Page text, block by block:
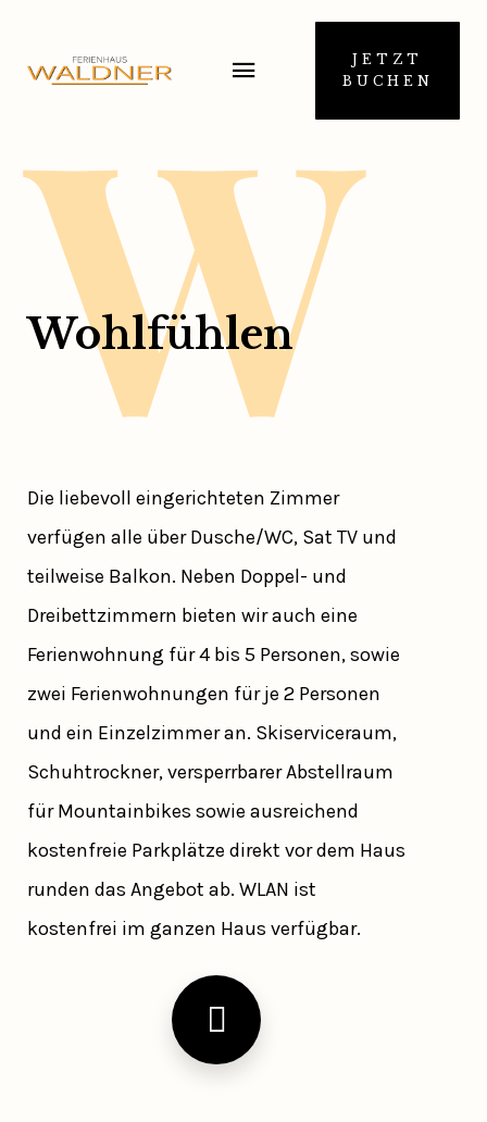
JETZT
BUCHEN
W
Wohlfühlen
Die liebevoll eingerichteten Zimmer
verfügen alle über Dusche/WC, Sat TV und
teilweise Balkon. Neben Doppel- und
Dreibettzimmern bieten wir auch eine
Ferienwohnung für 4 bis 5 Personen, sowie
zwei Ferienwohnungen für je 2 Personen
und ein Einzelzimmer an. Skiserviceraum,
Schuhtrockner, versperrbarer Abstellraum
für Mountainbikes sowie ausreichend
kostenfreie Parkplätze direkt vor dem Haus
runden das Angebot ab. WLAN ist
kostenfrei im ganzen Haus verfügbar.